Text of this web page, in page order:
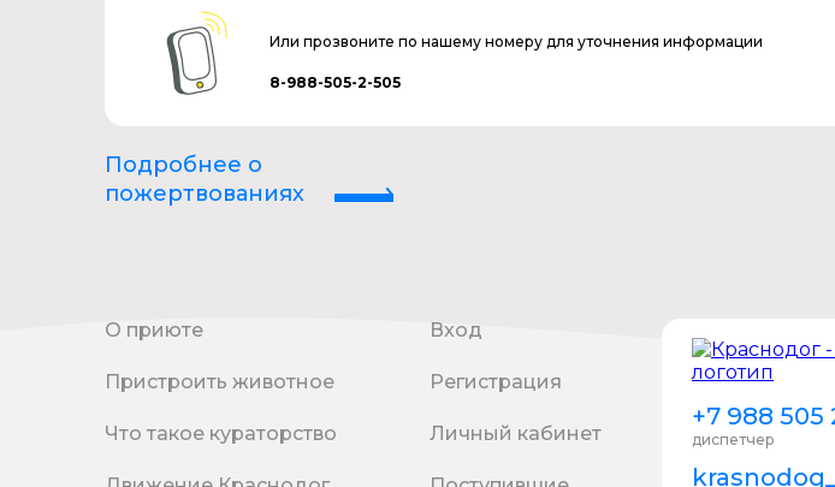
Или прозвоните по нашему номеру для уточнения информации
8-988-505-2-505
Подробнее о
пожертвованиях
О приюте
Пристроить животное
Что такое кураторство
Вход
Регистрация
Личный кабинет
+7 988 505
диспетчер